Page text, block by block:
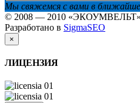
Мы свяжемся с вами в
© 2008 — 2010 «ЭКОУМВЕЛЬТ»
Разработано в SigmaSEO
×
ЛИЦЕНЗИЯ